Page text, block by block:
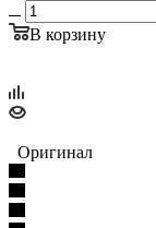
В корзину
Оригинал